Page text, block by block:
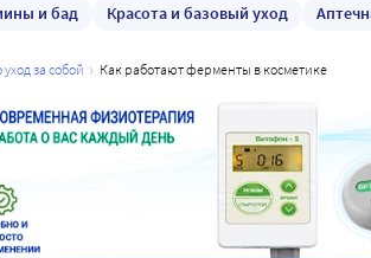
и бад Красота и базовый уход
уход за собой как работают ферменты в косметике